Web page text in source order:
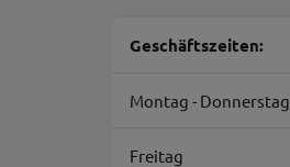
Geschäftszeiten:
Montag - Donnerstag
Freitag